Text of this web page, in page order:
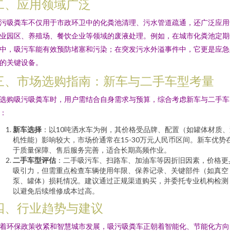
、应用领域广泛
吸粪车不仅用于市政环卫中的化粪池清理、污水管道疏通，还广泛应
园区、养殖场、餐饮企业等领域的废液处理。例如，在城市化粪池定
，吸污车能有效预防堵塞和污染；在突发污水外溢事件中，它更是应
关键设备。
、市场选购指南：新车与二手车型考量
购吸污吸粪车时，用户需结合自身需求与预算，综合考虑新车与二手车
新车选择 ：以10吨洒水车为例，其价格受品牌、配置（如罐体材质
机性能）影响较大，市场价通常在15-30万元人民币区间。新车优势
于质量保障、售后服务完善，适合长期高频作业。
二手车型评估 ：二手吸污车、扫路车、加油车等因折旧因素，价格更
吸引力，但需重点检查车辆使用年限、保养记录、关键部件（如真空
泵、罐体）损耗情况。建议通过正规渠道购买，并委托专业机构检测
以避免后续维修成本过高。
、行业趋势与建议
环保政策收紧和智慧城市发展，吸污吸粪车正朝着智能化、节能化方